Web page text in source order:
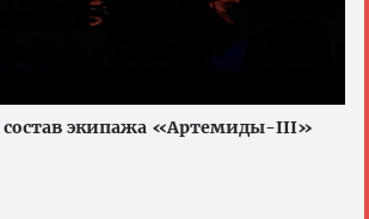
состав экипажа «Артемиды-III»